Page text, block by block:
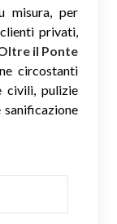
misura, per
privati,
il Ponte
circostanti
civili, pulizie